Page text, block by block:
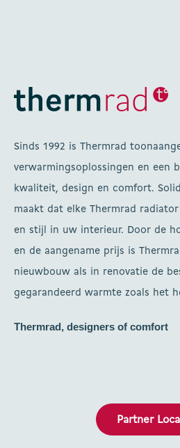
Sinds 1992 is Thermrad
verwarmingsoplossingen en een
kwaliteit, design en comfort.
maakt dat elke Thermrad
en stijl in uw interieur. Door de
en de aangename prijs is
nieuwbouw als in renovatie de
gegarandeerd warmte zoals het
Thermrad, designers of comfort
Partner